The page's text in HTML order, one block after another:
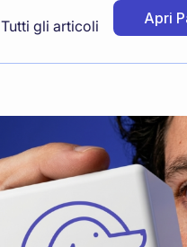
Tutti gli articoli Apri